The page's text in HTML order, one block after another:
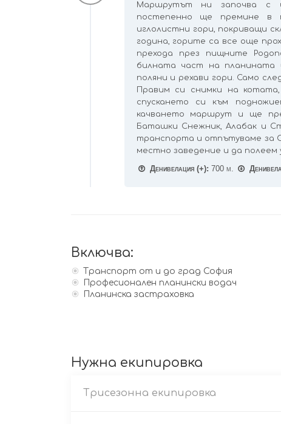
Маршрутът ни започва с
постепенно ще премине в
иглолистни гори, покриващи
година, горите са все още
прехода през пищните
билната част на планината
поляни и рехави гори. Само
Правим си снимки на
спускането си към
качването маршрут и ще
Баташки Снежник, Алабак и
транспорта и отпътуваме за
местно заведение и да полеем
Денивелация (+): 700 м.
Включва:
Транспорт от и до град София
Професионален планински водач
Планинска застраховка
Нужна екипировка
Трисезонна екипировка